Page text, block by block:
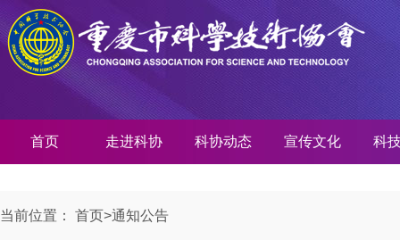
首页 走进科协 科协动态 宣传文化 科
当前位置： 首页>通知公告